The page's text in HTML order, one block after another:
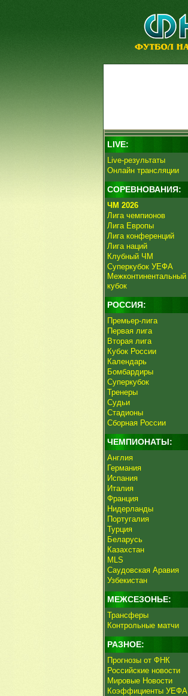
LIVE:
Live-результаты
Онлайн трансляции
СОРЕВНОВАНИЯ:
ЧМ 2026
Лига чемпионов
Лига Европы
Лига конференций
Лига наций
Клубный ЧМ
Суперкубок УЕФА
Межконтинентальный
кубок
РОССИЯ:
Премьер-лига
Первая лига
Вторая лига
Кубок России
Календарь
Бомбардиры
Суперкубок
Тренеры
Судьи
Стадионы
Сборная России
ЧЕМПИОНАТЫ:
Англия
Германия
Испания
Италия
Франция
Нидерланды
Португалия
Турция
Беларусь
Казахстан
MLS
Саудовская Аравия
Узбекистан
МЕЖСЕЗОНЬЕ:
Трансферы
Контрольные матчи
РАЗНОЕ:
Прогнозы от ФНК
Российские новости
Мировые Новости
Коэффициенты УЕФА